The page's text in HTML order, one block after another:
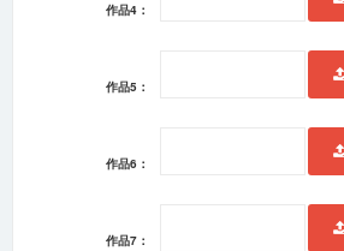
作品4：
作品5：
作品6：
作品7：